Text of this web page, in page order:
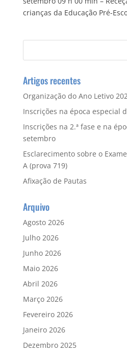
crianças da Educação Pré-
Artigos recentes
Organização do Ano Letivo
Inscrições na época especial
Inscrições na 2.ª fase e na
setembro
Esclarecimento sobre o
A (prova 719)
Afixação de Pautas
Arquivo
Agosto 2026
Julho 2026
Junho 2026
Maio 2026
Abril 2026
Março 2026
Fevereiro 2026
Janeiro 2026
Dezembro 2025